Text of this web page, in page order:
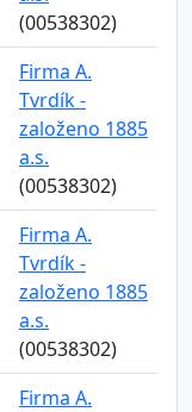
(00538302)
Firma A.
Tvrdík -
založeno 1885
a.s.
(00538302)
Firma A.
Tvrdík -
založeno 1885
a.s.
(00538302)
Firma A.